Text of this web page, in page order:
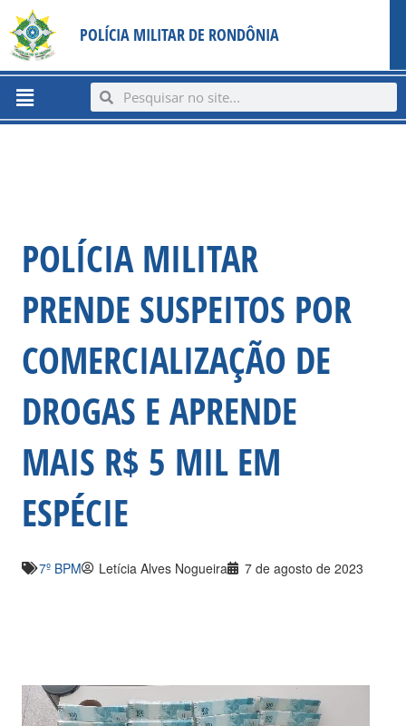
content
para
conteúdo
POLÍCIA MILITAR DE RONDÔNIA
Menu SearchSearch
POLÍCIA MILITAR
PRENDE SUSPEITOS POR
COMERCIALIZAÇÃO DE
DROGAS E APRENDE
MAIS R$ 5 MIL EM
ESPÉCIE
7º BPM Letícia Alves Nogueira 7 de agosto de 2023